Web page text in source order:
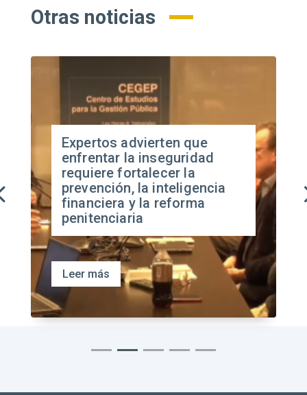
Otras noticias
Expertos advierten que
enfrentar la inseguridad
requiere fortalecer la
prevención, la inteligencia
financiera y la reforma
penitenciaria
Leer más